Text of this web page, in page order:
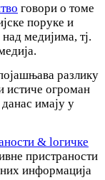
говори о томе
поруке и
медијима, тј.
разлику
истиче огроман
имају у
& lогичке
пристраности
информација